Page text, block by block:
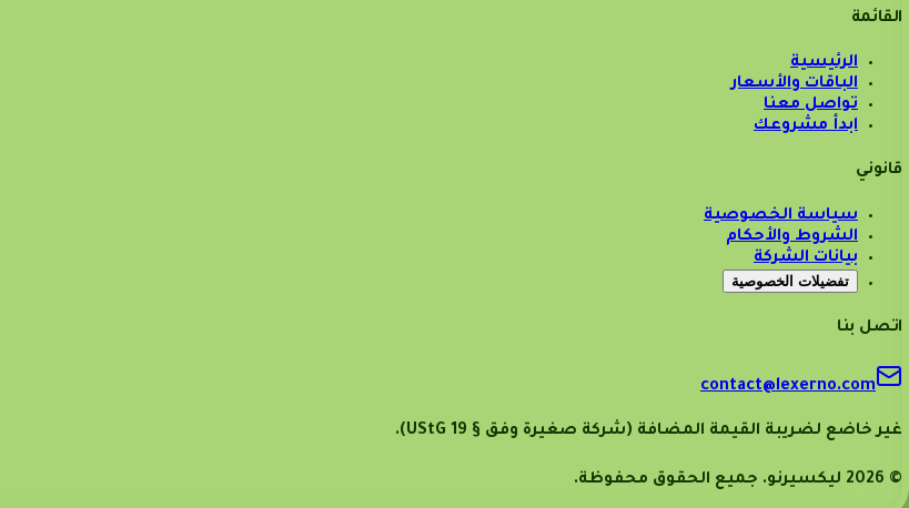
القائمة
الرئيسية
الباقات والأسعار
تواصل معنا
ابدأ مشروعك
قانوني
سياسة الخصوصية
الشروط والأحكام
بيانات الشركة
تفضيلات الخصوصية
اتصل بنا
contact@lexerno.com
غير خاضع لضريبة القيمة المضافة (شركة صغيرة وفق § 19 UStG).
©
2026 ليكسيرنو. جميع الحقوق محفوظة.